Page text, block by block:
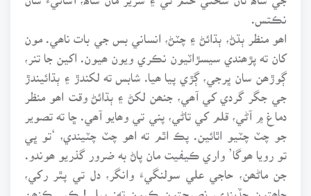
اھو منظر ٻڌڻ، ٻڌائڻ ۽ چٽڻ، انساني بس جي بات ناھي. مون
کان ته پڙھندي سيسڙاٽيون نڪري ويون ھيون. اکين جا تنر،
ڳوڙھن سان ڀرجي، ڳڙي پيا ھيا. شابس ته لکندڙ ۽ ٻڌائيندڙ
جي جگر گردي کي آھي، جنھن لکڻ ۽ ٻڌائڻ وقت اھو منظر
دماغ ۾ آڻي، قلم کي تاڻي، پني تي وھايو آھي. ڇا ته تصوير
جو چٽ چٽيو اٿائين. پڪ اٿم ته اھو چٽ چٽيندي، ‘تو ڀي
تو رويا ھوگا’ واري ڪيفيت مان پاڻ به ضرور گذريو ھوندو.
جن ماڻھن، حاجي علي سولنگيءَ وانگر، دل تي پٿر رکي،
چاھتون ڇڏيندي، نصيحتون ڪيون ته؛ ٻيلي! ڪير ڪنھن